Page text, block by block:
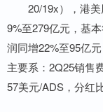
20/19x），港美
9%至279亿元，基
润同增22%至95亿
主要系：2Q25销售
57美元/ADS，分红